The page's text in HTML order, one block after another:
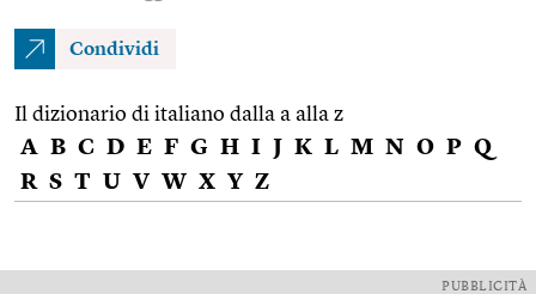
Condividi
Il dizionario di italiano dalla a alla z
A B C D E F G H I J K L M N O P Q
R S T U V W X Y Z
PUBBLICITÀ